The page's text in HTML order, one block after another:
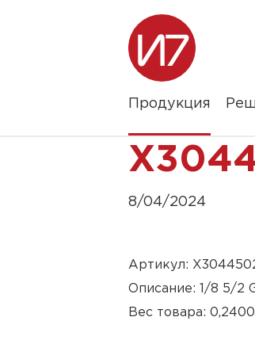
Продукция
8/04/2024
Артикул:
Описание: 1/8 5/2
Вес товара: